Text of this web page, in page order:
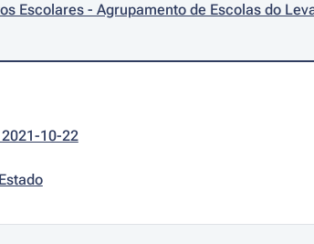
Escolares - Agrupamento de Escolas do
10-22